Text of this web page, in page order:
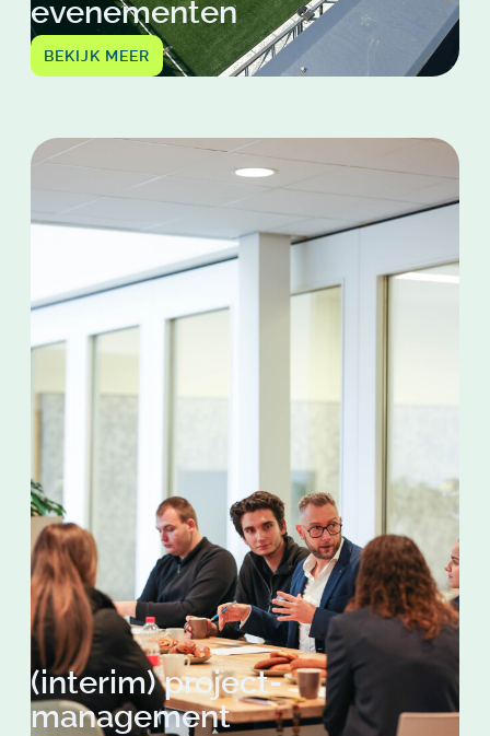
evenementen
BEKIJK MEER
(interim) project-
management